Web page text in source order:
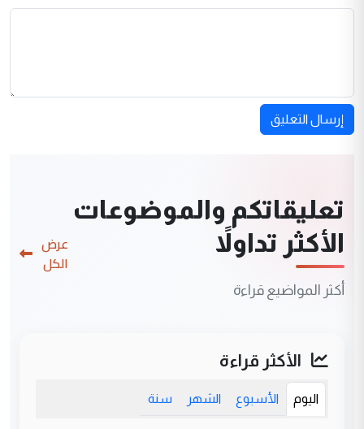
إرسال التعليق
تعليقاتكم والموضوعات
الأكثر تداولاً
أكثر المواضيع قراءة
عرض
الكل
الأكثر قراءة
اليوم الأسبوع الشهر سنة